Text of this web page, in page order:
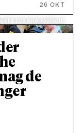
26 OKT
Ilya Kneppelhout
de